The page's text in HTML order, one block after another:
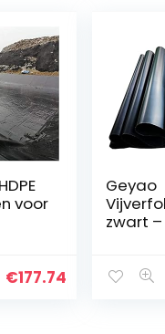
voor
€177.74
Geyao
zwart –
m, 8 x